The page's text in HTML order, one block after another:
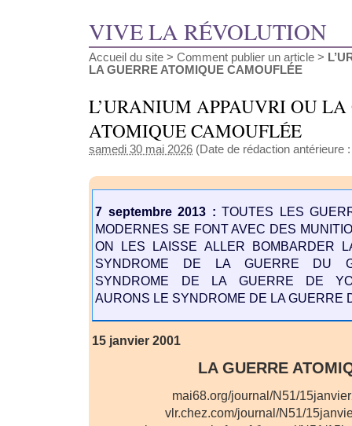
VIVE LA RÉVOLUTION
Accueil du site > Comment publier un article >
LA GUERRE ATOMIQUE CAMOUFLÉE
L’URANIUM APPAUVRI OU LA
ATOMIQUE CAMOUFLÉE
samedi 30 mai 2026 (Date de rédaction antérieure
7 septembre 2013 : TOUTES LES
MODERNES SE FONT AVEC DES
ON LES LAISSE ALLER BOMBARDER
SYNDROME DE LA GUERRE DU
SYNDROME DE LA GUERRE DE
AURONS LE SYNDROME DE LA GUERRE
15 janvier 2001
LA GUERRE
mai68.org/journal/N51/
vlr.chez.com/journal/N51/